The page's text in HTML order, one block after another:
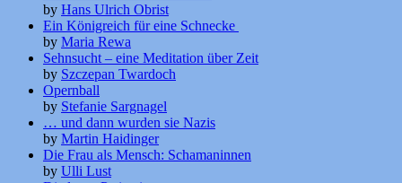
by Hans Ulrich Obrist
Ein Königreich für eine Schnecke
by Maria Rewa
Sehnsucht – eine Meditation über Zeit
by Szczepan Twardoch
Opernball
by Stefanie Sargnagel
… und dann wurden sie Nazis
by Martin Haidinger
Die Frau als Mensch: Schamaninnen
by Ulli Lust